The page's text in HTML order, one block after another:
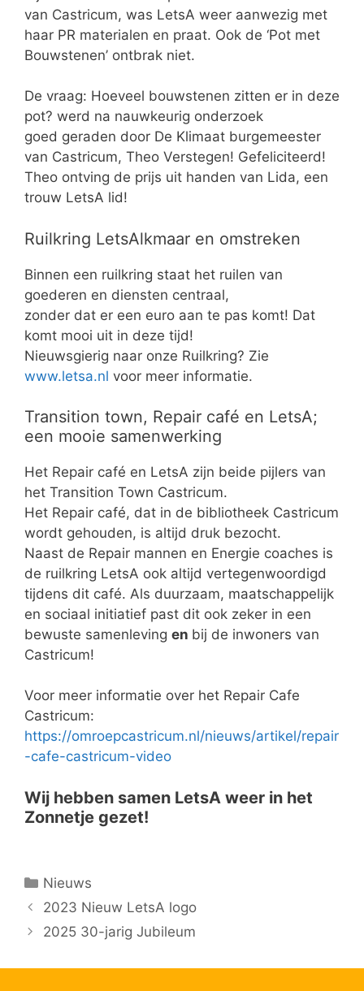
van Castricum, was LetsA weer aanwezig met
haar PR materialen en praat. Ook de ‘Pot met
Bouwstenen’ ontbrak niet.
De vraag: Hoeveel bouwstenen zitten er in deze
pot? werd na nauwkeurig onderzoek
goed geraden door De Klimaat burgemeester
van Castricum, Theo Verstegen! Gefeliciteerd!
Theo ontving de prijs uit handen van Lida, een
trouw LetsA lid!
Ruilkring LetsAlkmaar en omstreken
Binnen een ruilkring staat het ruilen van
goederen en diensten centraal,
zonder dat er een euro aan te pas komt! Dat
komt mooi uit in deze tijd!
Nieuwsgierig naar onze Ruilkring? Zie
www.letsa.nl voor meer informatie.
Transition town, Repair café en LetsA;
een mooie samenwerking
Het Repair café en LetsA zijn beide pijlers van
het Transition Town Castricum.
Het Repair café, dat in de bibliotheek Castricum
wordt gehouden, is altijd druk bezocht.
Naast de Repair mannen en Energie coaches is
de ruilkring LetsA ook altijd vertegenwoordigd
tijdens dit café. Als duurzaam, maatschappelijk
en sociaal initiatief past dit ook zeker in een
bewuste samenleving en bij de inwoners van
Castricum!
Voor meer informatie over het Repair Cafe
Castricum:
https://omroepcastricum.nl/nieuws/artikel/repair
-cafe-castricum-video
Wij hebben samen LetsA weer in het
Zonnetje gezet!
Categorieën
Nieuws
2023 Nieuw LetsA logo
2025 30-jarig Jubileum